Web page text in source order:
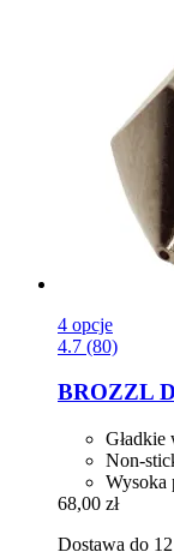
4 opcje
4.7 (80)
BROZZL
Gładkie
Non-
Wysoka
68,00 zł
Dostawa do